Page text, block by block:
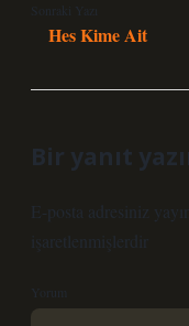
Sonraki Yazı
Hes Kime Ait
Bir yanıt
E-posta adresiniz
işaretlenmişlerdir
Yorum